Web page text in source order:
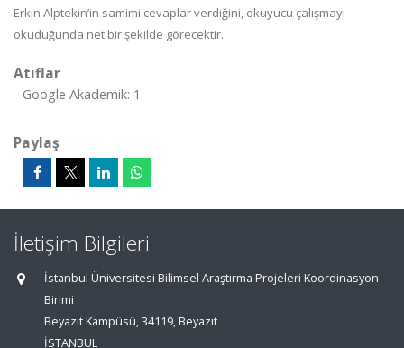
Erkin Alptekin’in samimi cevaplar verdiğini, okuyucu çalışmayı
okuduğunda net bir şekilde görecektir.
Atıflar
Google Akademik: 1
Paylaş
İletişim Bilgileri
İstanbul Üniversitesi Bilimsel Araştırma Projeleri Koordinasyon
Birimi
Beyazıt Kampüsü, 34119, Beyazıt
İSTANBUL